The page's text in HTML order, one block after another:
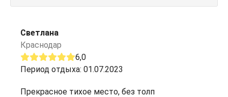
Светлана
Краснодар
6,0
Период отдыха: 01.07.2023
Прекрасное тихое место, без толп